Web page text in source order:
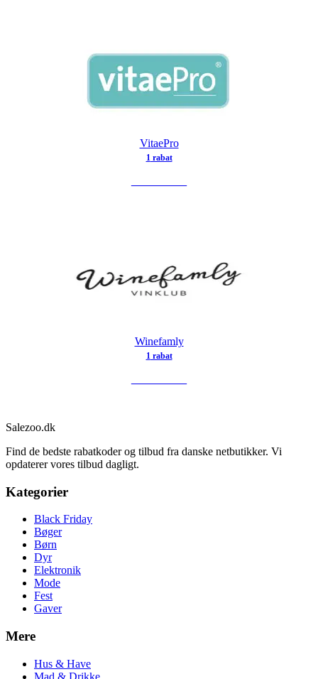
VitaePro
1rabat
Winefamly
1rabat
Salezoo.dk
Find de bedste rabatkoder og tilbud fra danske netbutikker. Vi
opdaterer vores tilbud dagligt.
Kategorier
Black Friday
Bøger
Børn
Dyr
Elektronik
Mode
Fest
Gaver
Mere
Hus & Have
Mad & Drikke